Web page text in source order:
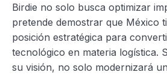
Birdie no solo busca optimizar
pretende demostrar que México
posición estratégica para
tecnológico en materia logística.
su visión, no solo modernizará